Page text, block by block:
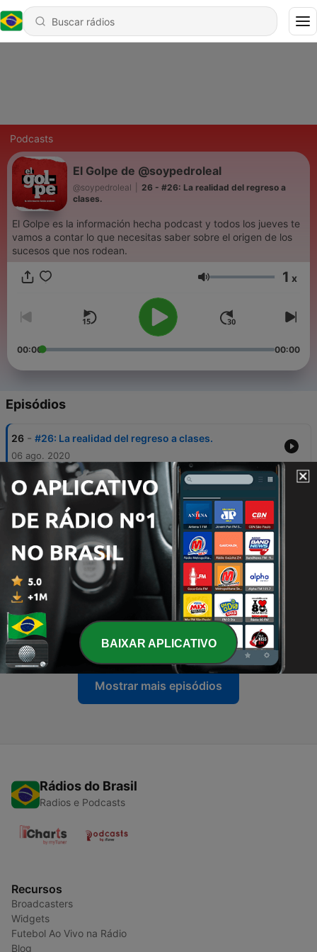
Podcasts
El Golpe de @soypedroleal
@soypedroleal
26 - #26: La realidad del regreso a
clases.
El Golpe es la información hecha podcast y todos los jueves te
vamos a contar lo que necesitas saber sobre el origen de los
sucesos que nos rodean.
Volume 1 x
00:00 00:00
Episódios
26 - #26: La realidad del regreso a clases.
06 ago. 2020
25 #25: El canto de Lozoya.
24 - 24. La preocupación de López-Gatell.
16 jul. 2020
23 23. Es un honor estar con... ¿Donald Trump?
09 jul. 2020
22 - 22. El sismo en la CONAPRED.
25 jun. 2020
Mostrar mais episódios
Rádios do Brasil
Radios e Podcasts
Recursos
Broadcasters
Widgets
Futebol Ao Vivo na Rádio
Blog
BAIXAR APLICATIVO